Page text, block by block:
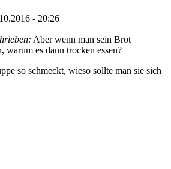
- 20:26
Aber wenn man sein Brot
warum es dann trocken essen?
so schmeckt, wieso sollte man sie sich